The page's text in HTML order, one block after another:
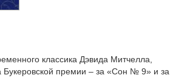
классика Дэвида Митчелла,
премии – за «Сон № 9» и за